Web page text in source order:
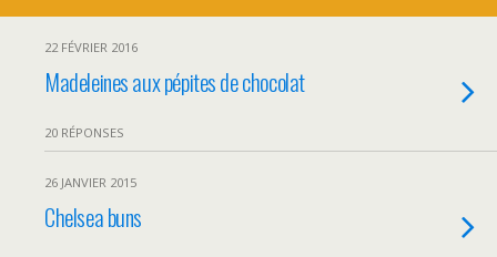
22 FÉVRIER 2016
Madeleines aux pépites de chocolat
20 RÉPONSES
26 JANVIER 2015
Chelsea buns